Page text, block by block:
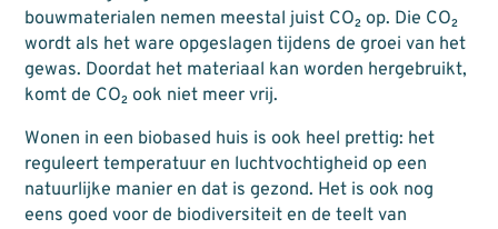
bouwmaterialen nemen meestal juist CO₂ op. Die CO₂
wordt als het ware opgeslagen tijdens de groei van het
gewas. Doordat het materiaal kan worden hergebruikt,
komt de CO₂ ook niet meer vrij.
Wonen in een biobased huis is ook heel prettig: het
reguleert temperatuur en luchtvochtigheid op een
natuurlijke manier en dat is gezond. Het is ook nog
eens goed voor de biodiversiteit en de teelt van